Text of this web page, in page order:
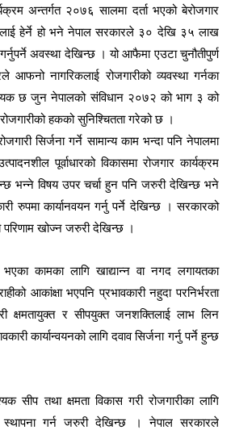
अन्तर्गत २०७६ सालमा दर्ता भएको बेरोजगार
हेर्ने हो भने नेपाल सरकारले ३० देखि ३५ लाख
गर्नुपर्ने अवस्था देखिन्छ । यो आफैमा एउटा चुनौतीपुर्ण
आफनो नागरिकलाई रोजगारीको व्यवस्था गर्नका
छ जुन नेपालको संविधान २०७२ को भाग ३ को
हकको सुनिश्चितता गरेको छ ।
सिर्जना गर्ने सामान्य काम भन्दा पनि नेपालमा
पूर्वाधारको विकासमा रोजगार कार्यक्रम
भन्ने विषय उपर चर्चा हुन पनि जरुरी देखिन्छ भने
रुपमा कार्यानवयन गर्नु पर्ने देखिन्छ । सरकारको
खोज्न जरुरी देखिन्छ ।
कामका लागि खाद्यान्न वा नगद लगायतका
आकांक्षा भएपनि प्रभावकारी नहुदा परनिर्भरता
क्षमतायुक्त र सीपयुक्त जनशक्तिलाई लाभ लिन
कार्यान्वयनको लागि दवाव सिर्जना गर्नु पर्ने हुन्छ
सीप तथा क्षमता विकास गरी रोजगारीका लागि
स्थापना गर्न जरुरी देखिन्छ । नेपाल सरकारले